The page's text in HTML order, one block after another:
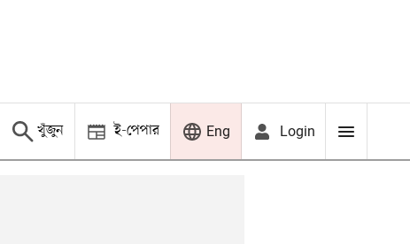
খুঁজুন ই-পেপার Eng Login